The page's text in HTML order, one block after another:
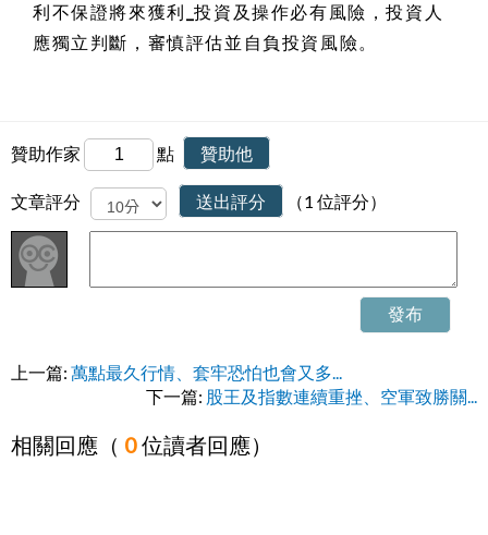
利不保證將來獲利_投資及操作必有風險，投資人
應獨立判斷，審慎評估並自負投資風險。
贊助作家 點 贊助他
文章評分 送出評分 （1 位評分）
發布
上一篇: 萬點最久行情、套牢恐怕也會又多...
下一篇: 股王及指數連續重挫、空軍致勝關...
相關回應（ 0位讀者回應）